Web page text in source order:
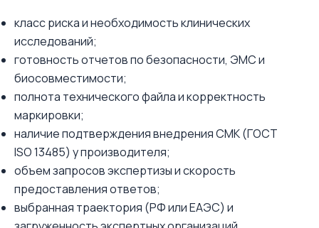
класс риска и необходимость клинических
исследований;
готовность отчетов по безопасности, ЭМС и
биосовместимости;
полнота технического файла и корректность
маркировки;
наличие подтверждения внедрения СМК (ГОСТ
ISO 13485) у производителя;
объем запросов экспертизы и скорость
предоставления ответов;
выбранная траектория (РФ или ЕАЭС) и